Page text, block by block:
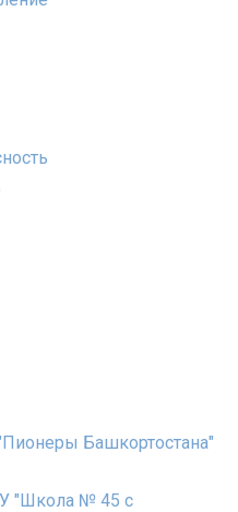
Башкортостана"
"Школа № 45 с